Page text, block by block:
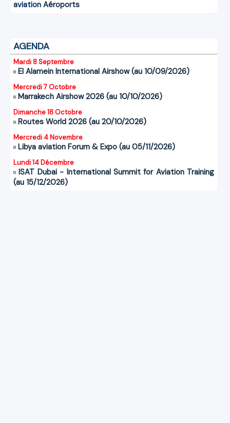
aviation Aéroports
AGENDA
Mardi 8 Septembre
El Alamein International Airshow (au 10/09/2026)
Mercredi 7 Octobre
Marrakech Airshow 2026 (au 10/10/2026)
Dimanche 18 Octobre
Routes World 2026 (au 20/10/2026)
Mercredi 4 Novembre
Libya aviation Forum & Expo (au 05/11/2026)
Lundi 14 Décembre
ISAT Dubai - International Summit for Aviation Training
(au 15/12/2026)